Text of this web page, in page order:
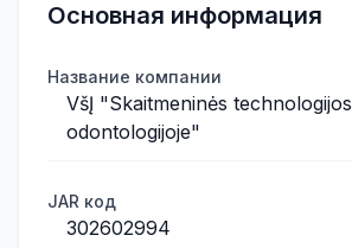
Основная информация
Название компании
VšĮ "Skaitmeninės technologijos
odontologijoje"
JAR код
302602994